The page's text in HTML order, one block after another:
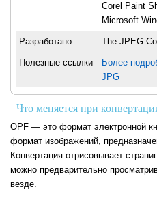
Corel Paint
Microsoft
Разработано The JPEG
Полезные ссылки
Более
JPG
Что меняется при
OPF — это формат электронной
формат изображений,
Конвертация отрисовывает
можно предварительно
везде.